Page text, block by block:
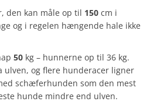
den kan måle op til 150 cm i
og i regelen hængende hale ikke
50 kg – hunnerne op til 36 kg.
ulven, og flere hunderacer ligner
schæferhunden som den mest
hunde mindre end ulven.